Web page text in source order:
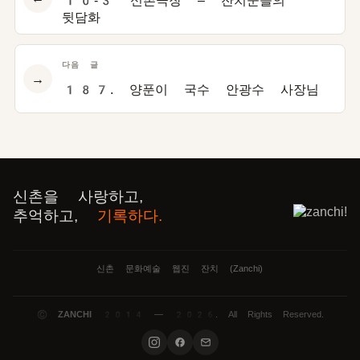
뒷담화
다음 글
187. 양푼이 국수 안광수 사장님
→
신촌을 사랑하고,
추억하고, 기록하다.
신촌 문화예술 웹진 잔치 (Zanchi)
© ZANCHI 2014 — 2026. All Rights Reserved.